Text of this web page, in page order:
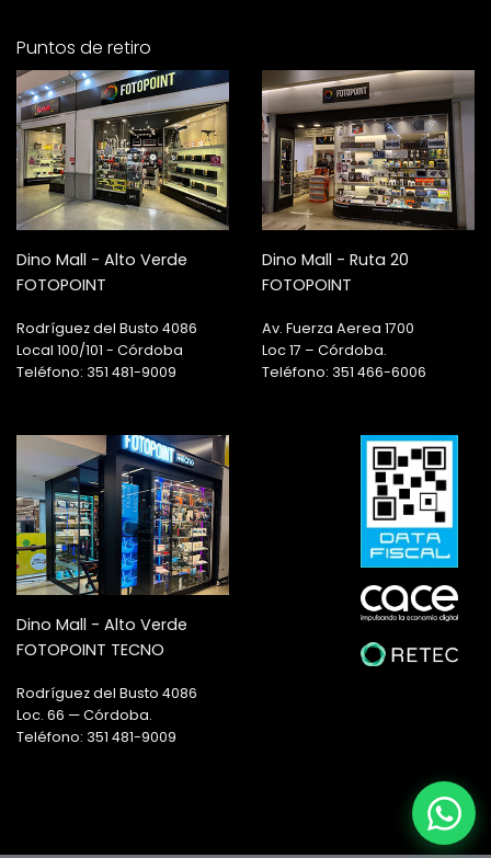
Puntos de retiro
Dino Mall - Alto Verde
FOTOPOINT
Rodríguez del Busto 4086
Local 100/101 - Córdoba
Teléfono: 351 481-9009
Dino Mall - Ruta 20
FOTOPOINT
Av. Fuerza Aerea 1700
Loc 17 – Córdoba.
Teléfono: 351 466-6006
Dino Mall - Alto Verde
FOTOPOINT TECNO
Rodríguez del Busto 4086
Loc. 66 — Córdoba.
Teléfono: 351 481-9009